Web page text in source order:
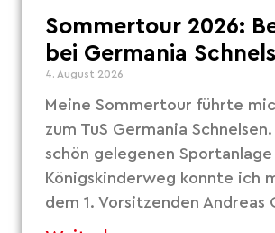
Sommertour 2026:
bei Germania
4. August 2026
Meine Sommertour führte
zum TuS Germania
schön gelegenen Sportanlage
Königskinderweg konnte ich
dem 1. Vorsitzenden Andreas